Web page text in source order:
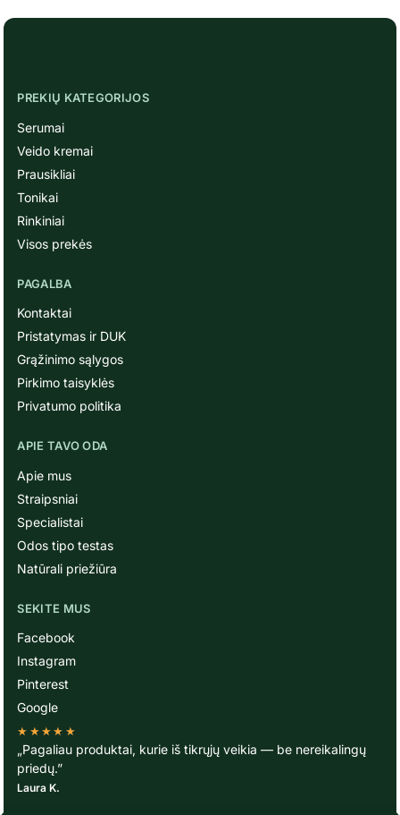
vanduo ir augaliniai ekstraktai
PREKIŲ KATEGORIJOS
Serumai
Veido kremai
Prausikliai
Tonikai
Rinkiniai
Visos prekės
PAGALBA
Kontaktai
Pristatymas ir DUK
Grąžinimo sąlygos
Pirkimo taisyklės
Privatumo politika
APIE TAVO ODA
Apie mus
Straipsniai
Specialistai
Odos tipo testas
Natūrali priežiūra
SEKITE MUS
Facebook
Instagram
Pinterest
Google
★★★★★
„Pagaliau produktai, kurie iš tikrųjų veikia — be nereikalingų
priedų.”
Laura K.